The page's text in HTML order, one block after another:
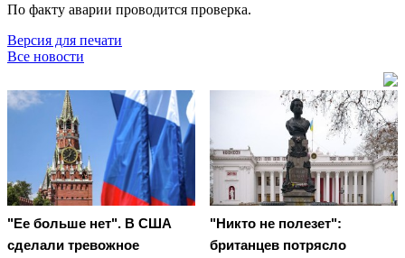
По факту аварии проводится проверка.
Версия для печати
Все новости
"Ее больше нет". В США
сделали тревожное
"Никто не полезет":
британцев потрясло